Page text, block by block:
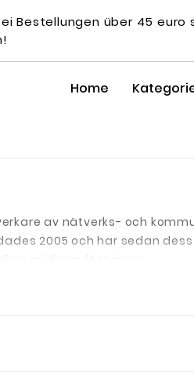
Bestellungen über 45
Home
av nätverks- och
2005 och har sedan
mjukvarulösningar.
täcker in en rad olika behov
trådlösa punkt-till-punkt- och